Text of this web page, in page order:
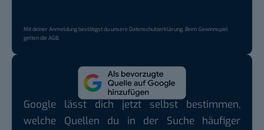
Mit deiner Anmeldung bestätigst du unsereDatenschutzerklärung. Beim Gewinnspiel
gelten dieAGB.
Google lässt dich jetzt selbst bestimmen,
welche Quellen du in der Suche häufiger